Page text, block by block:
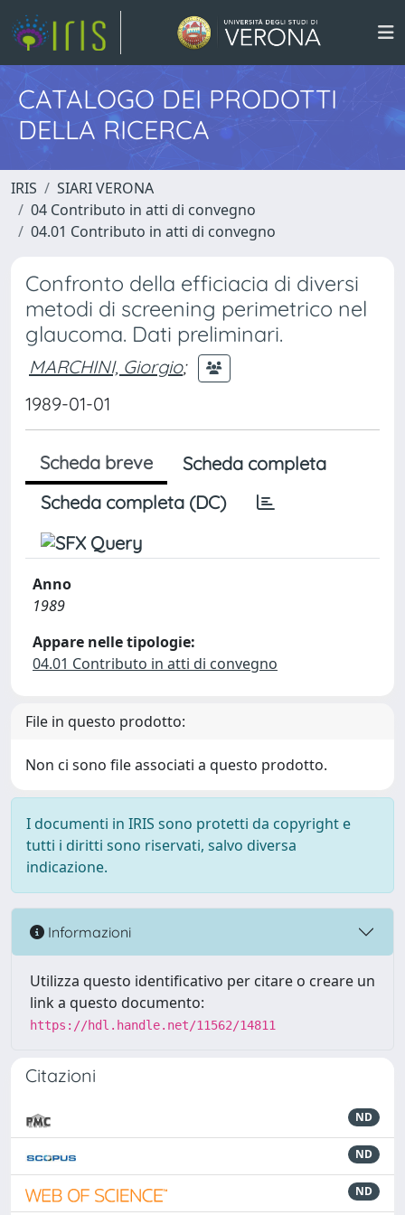
CATALOGO DEI PRODOTTI
DELLA RICERCA
IRIS
SIARI VERONA
04 Contributo in atti di convegno
04.01 Contributo in atti di convegno
Confronto della efficiacia di diversi
metodi di screening perimetrico nel
glaucoma. Dati preliminari.
MARCHINI, Giorgio;
1989-01-01
Scheda breve
Scheda completa
Scheda completa (DC)
Anno
1989
Appare nelle tipologie:
04.01 Contributo in atti di convegno
File in questo prodotto:
Non ci sono file associati a questo prodotto.
I documenti in IRIS sono protetti da copyright e
tutti i diritti sono riservati, salvo diversa
indicazione.
Informazioni
Utilizza questo identificativo per citare o creare un
link a questo documento:
https://hdl.handle.net/11562/14811
Citazioni
ND
ND
ND